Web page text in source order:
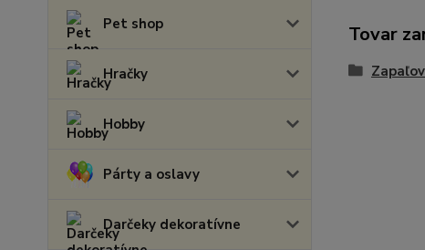
Pet shop
Hračky
Hobby
Párty a oslavy
Darčeky dekoratívne
Tovar